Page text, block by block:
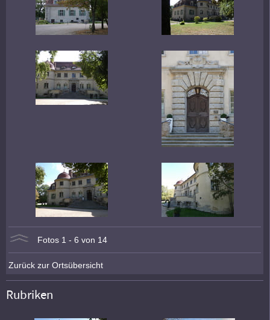
Fotos 1 - 6 von 14
Zurück zur Ortsübersicht
Rubriken